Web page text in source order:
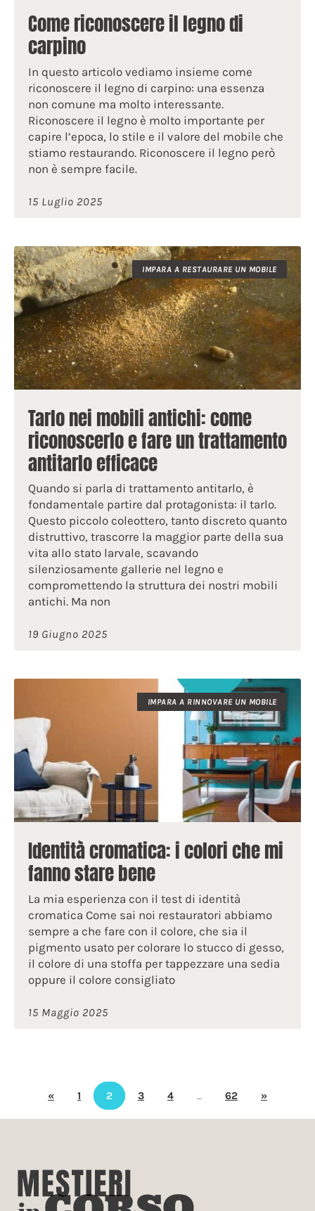
Come riconoscere il legno di
carpino
In questo articolo vediamo insieme come
riconoscere il legno di carpino: una essenza
non comune ma molto interessante.
Riconoscere il legno è molto importante per
capire l’epoca, lo stile e il valore del mobile che
stiamo restaurando. Riconoscere il legno però
non è sempre facile.
15 Luglio 2025
IMPARA A RESTAURARE UN MOBILE
Tarlo nei mobili antichi: come
riconoscerlo e fare un trattamento
antitarlo efficace
Quando si parla di trattamento antitarlo, è
fondamentale partire dal protagonista: il tarlo.
Questo piccolo coleottero, tanto discreto quanto
distruttivo, trascorre la maggior parte della sua
vita allo stato larvale, scavando
silenziosamente gallerie nel legno e
compromettendo la struttura dei nostri mobili
antichi. Ma non
19 Giugno 2025
IMPARA A RINNOVARE UN MOBILE
Identità cromatica: i colori che mi
fanno stare bene
La mia esperienza con il test di identità
cromatica Come sai noi restauratori abbiamo
sempre a che fare con il colore, che sia il
pigmento usato per colorare lo stucco di gesso,
il colore di una stoffa per tappezzare una sedia
oppure il colore consigliato
15 Maggio 2025
« 1 2 3 4 62 »